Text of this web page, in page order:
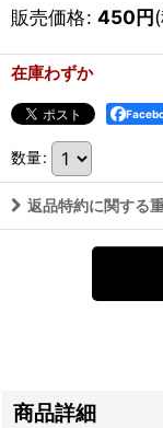
販売価格: 450円
在庫わずか
数量:
返品特約に関する
商品詳細